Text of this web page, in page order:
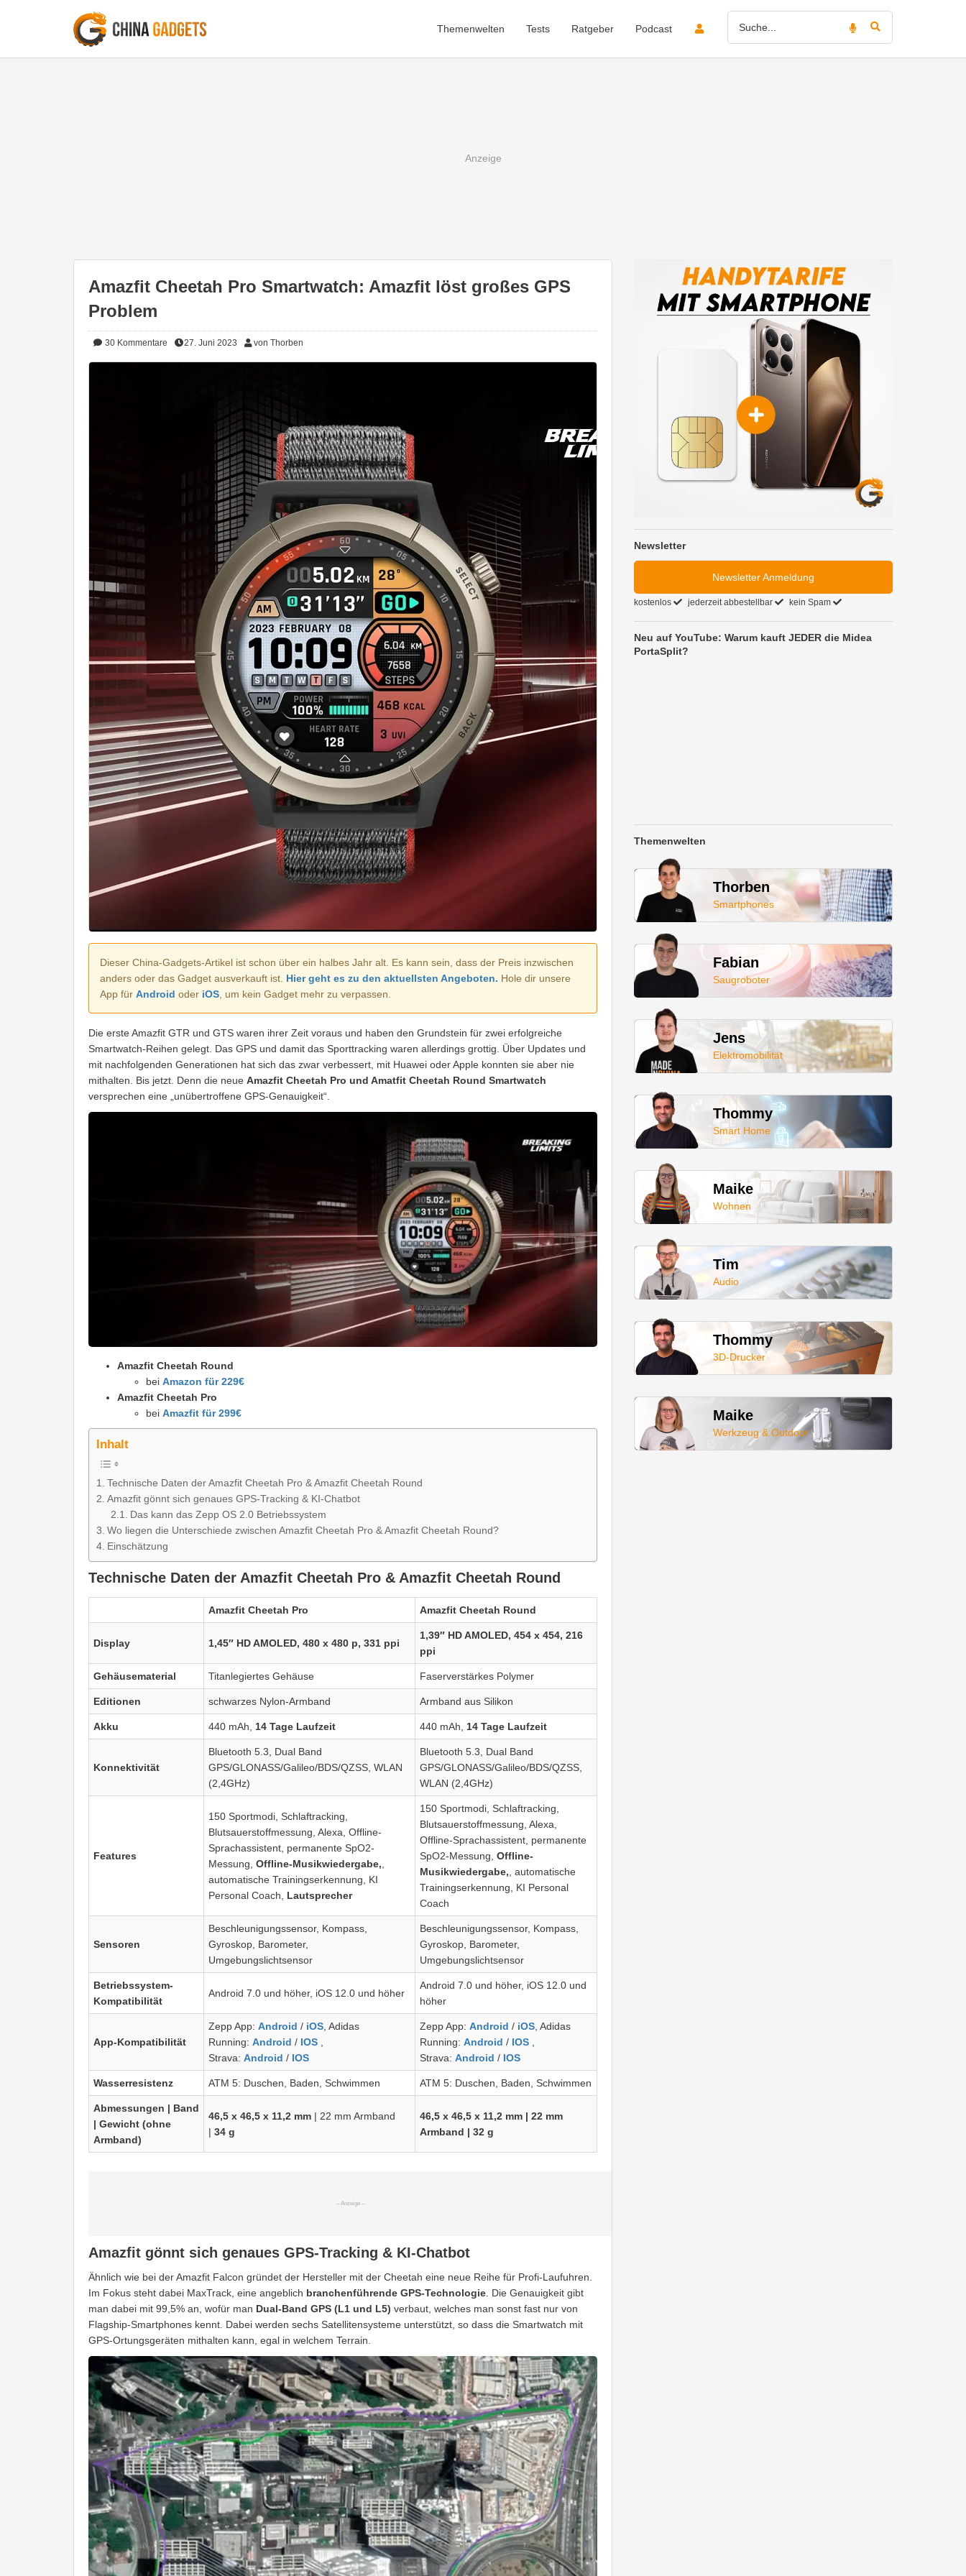
Themenwelten Tests Ratgeber Podcast
Amazfit Cheetah Pro Smartwatch: Amazfit löst großes GPS
Problem
30 Kommentare 27. Juni 2023 von Thorben
Dieser China-Gadgets-Artikel ist schon über ein halbes Jahr alt. Es kann sein, dass der Preis inzwischen
anders oder das Gadget ausverkauft ist. Hier geht es zu den aktuellsten Angeboten. Hole dir unsere
App für Android oder iOS , um kein Gadget mehr zu verpassen.
Die erste Amazfit GTR und GTS waren ihrer Zeit voraus und haben den Grundstein für zwei erfolgreiche
Smartwatch-Reihen gelegt. Das GPS und damit das Sporttracking waren allerdings grottig. Über Updates und
mit nachfolgenden Generationen hat sich das zwar verbessert, mit Huawei oder Apple konnten sie aber nie
mithalten. Bis jetzt. Denn die neue Amazfit Cheetah Pro und Amatfit Cheetah Round Smartwatch
versprechen eine „unübertroffene GPS-Genauigkeit“.
Amazfit Cheetah Round
bei Amazon für 229€
Amazfit Cheetah Pro
bei Amazfit für 299€
Inhalt
Technische Daten der Amazfit Cheetah Pro & Amazfit Cheetah Round
Amazfit gönnt sich genaues GPS-Tracking & KI-Chatbot
Das kann das Zepp OS 2.0 Betriebssystem
Wo liegen die Unterschiede zwischen Amazfit Cheetah Pro & Amazfit Cheetah Round?
Einschätzung
Technische Daten der Amazfit Cheetah Pro & Amazfit Cheetah Round
Amazfit Cheetah Pro Amazfit Cheetah Round
Display 1,45″ HD AMOLED, 480 x 480 p, 331 ppi
1,39″ HD AMOLED, 454 x 454, 216
ppi
Gehäusematerial Titanlegiertes Gehäuse Faserverstärkes Polymer
Editionen schwarzes Nylon-Armband Armband aus Silikon
Akku 440 mAh, 14 Tage Laufzeit 440 mAh, 14 Tage Laufzeit
Konnektivität
Bluetooth 5.3, Dual Band
GPS/GLONASS/Galileo/BDS/QZSS, WLAN
(2,4GHz)
Bluetooth 5.3, Dual Band
GPS/GLONASS/Galileo/BDS/QZSS,
WLAN (2,4GHz)
Features
150 Sportmodi, Schlaftracking,
Blutsauerstoffmessung, Alexa, Offline-
Sprachassistent, permanente SpO2-
Messung, Offline-Musikwiedergabe,
automatische Trainingserkennung, KI
Personal Coach, Lautsprecher
150 Sportmodi, Schlaftracking,
Blutsauerstoffmessung, Alexa,
Offline-Sprachassistent, permanente
SpO2-Messung, Offline-
Musikwiedergabe, , automatische
Trainingserkennung, KI Personal
Coach
Sensoren
Beschleunigungssensor, Kompass,
Gyroskop, Barometer,
Umgebungslichtsensor
Beschleunigungssensor, Kompass,
Gyroskop, Barometer,
Umgebungslichtsensor
Betriebssystem-
Kompatibilität
Android 7.0 und höher, iOS 12.0 und höher
Android 7.0 und höher, iOS 12.0 und
höher
App-Kompatibilität
Zepp App: Android / iOS , Adidas
Running: Android / IOS
Strava: Android / IOS
Zepp App: Android / iOS , Adidas
Running: Android / IOS
Strava: Android / IOS
Wasserresistenz ATM 5: Duschen, Baden, Schwimmen ATM 5: Duschen, Baden, Schwimmen
Abmessungen | Band
| Gewicht (ohne
Armband)
46,5 x 46,5 x 11,2 mm | 22 mm Armband
| 34 g
46,5 x 46,5 x 11,2 mm | 22 mm
Armband | 32 g
Amazfit gönnt sich genaues GPS-Tracking & KI-Chatbot
Ähnlich wie bei der Amazfit Falcon gründet der Hersteller mit der Cheetah eine neue Reihe für Profi-Laufuhren.
Im Fokus steht dabei MaxTrack, eine angeblich branchenführende GPS-Technologie . Die Genauigkeit gibt
man dabei mit 99,5% an, wofür man Dual-Band GPS (L1 und L5) verbaut, welches man sonst fast nur von
Flagship-Smartphones kennt. Dabei werden sechs Satellitensysteme unterstützt, so dass die Smartwatch mit
GPS-Ortungsgeräten mithalten kann, egal in welchem Terrain.
Newsletter
Newsletter Anmeldung
kostenlos jederzeit abbestellbar kein Spam
Neu auf YouTube: Warum kauft JEDER die Midea
PortaSplit?
Themenwelten
Thorben
Smartphones
Fabian
Saugroboter
Jens
Elektromobilität
Thommy
Smart Home
Maike
Wohnen
Tim
Audio
Thommy
3D-Drucker
Maike
Werkzeug & Outdoor